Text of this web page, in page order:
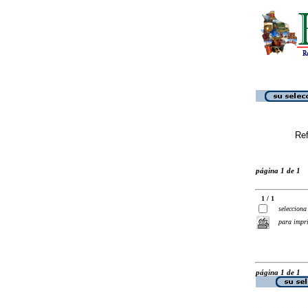
página 1 de 1
1 / 1
selecciona
para
página 1 de 1